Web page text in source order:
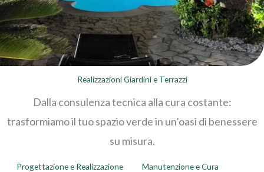
Realizzazioni Giardini e Terrazzi
Dalla consulenza tecnica alla cura costante:
trasformiamo il tuo spazio verde in un’oasi di benessere
su misura.
Progettazione e Realizzazione Manutenzione e Cura